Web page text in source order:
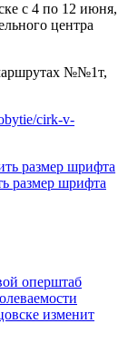
с 4 по 12 июня,
центра
№№1т,
cirk-v-
оперштаб
изменит